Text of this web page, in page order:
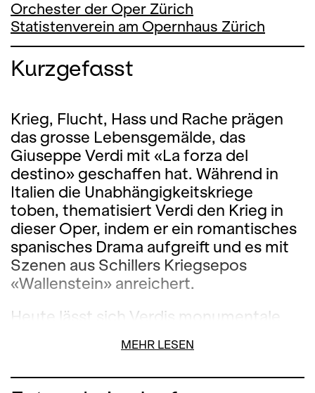
Orchester der Oper Zürich
Statistenverein am Opernhaus Zürich
Kurzgefasst
Krieg, Flucht, Hass und Rache prägen
das grosse Lebensgemälde, das
Giuseppe Verdi mit «La forza del
destino» geschaffen hat. Während in
Italien die Unabhängigkeitskriege
toben, thematisiert Verdi den Krieg in
dieser Oper, indem er ein romantisches
spanisches Drama aufgreift und es mit
Szenen aus Schillers Kriegsepos
«Wallenstein» anreichert.
Heute lässt sich Verdis monumentale
trennen. Die argentinische Regisseurin
MEHR LESEN